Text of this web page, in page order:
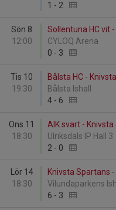
1 - 2
Sön 8
12:00
Sollentuna HC vit
CYLOQ Arena
0 - 3
Tis 10
19:30
Bålsta HC -
Bålsta Ishall
4 - 6
Ons 11
18:30
AIK svart -
Ulriksdals IP Hall 3
2 - 0
Lör 14
18:30
Knivsta Spartans
Vilundaparkens
6 - 3